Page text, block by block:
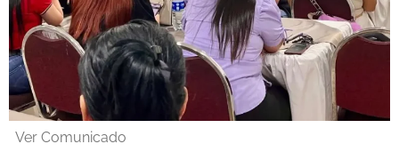
Ver Comunicado